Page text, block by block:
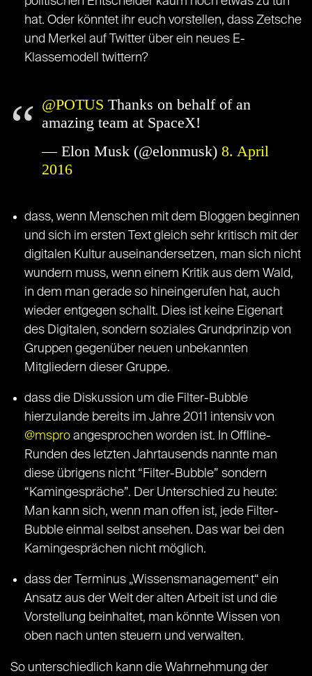
hat. Oder könntet ihr euch vorstellen, dass Zetsche
und Merkel auf Twitter über ein neues E-
Klassemodell twittern?
@POTUS Thanks on behalf of an
amazing team at SpaceX!
— Elon Musk (@elonmusk) 8. April
2016
dass, wenn Menschen mit dem Bloggen beginnen
und sich im ersten Text gleich sehr kritisch mit der
digitalen Kultur auseinandersetzen, man sich nicht
wundern muss, wenn einem Kritik aus dem Wald,
in dem man gerade so hineingerufen hat, auch
wieder entgegen schallt. Dies ist keine Eigenart
des Digitalen, sondern soziales Grundprinzip von
Gruppen gegenüber neuen unbekannten
Mitgliedern dieser Gruppe.
dass die Diskussion um die Filter-Bubble
hierzulande bereits im Jahre 2011 intensiv von
@mspro angesprochen worden ist. In Offline-
Runden des letzten Jahrtausends nannte man
diese übrigens nicht “Filter-Bubble” sondern
“Kamingespräche”. Der Unterschied zu heute:
Man kann sich, wenn man offen ist, jede Filter-
Bubble einmal selbst ansehen. Das war bei den
Kamingesprächen nicht möglich.
dass der Terminus „Wissensmanagement“ ein
Ansatz aus der Welt der alten Arbeit ist und die
Vorstellung beinhaltet, man könnte Wissen von
oben nach unten steuern und verwalten.
So unterschiedlich kann die Wahrnehmung der